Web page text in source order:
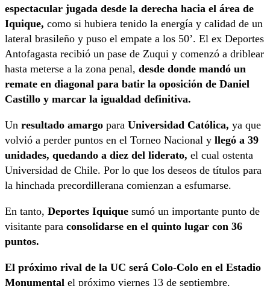
espectacular jugada desde la derecha hacia el área de
Iquique, como si hubiera tenido la energía y calidad de un
lateral brasileño y puso el empate a los 50’. El ex Deportes
Antofagasta recibió un pase de Zuqui y comenzó a driblear
hasta meterse a la zona penal, desde donde mandó un
remate en diagonal para batir la oposición de Daniel
Castillo y marcar la igualdad definitiva.
Un resultado amargo para Universidad Católica, ya que
volvió a perder puntos en el Torneo Nacional y llegó a 39
unidades, quedando a diez del liderato, el cual ostenta
Universidad de Chile. Por lo que los deseos de títulos para
la hinchada precordillerana comienzan a esfumarse.
En tanto, Deportes Iquique sumó un importante punto de
visitante para consolidarse en el quinto lugar con 36
puntos.
El próximo rival de la UC será Colo-Colo en el Estadio
Monumental el próximo viernes 13 de septiembre.